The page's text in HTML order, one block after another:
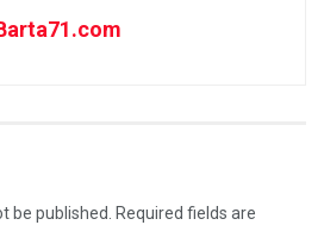
be published.
Required fields are